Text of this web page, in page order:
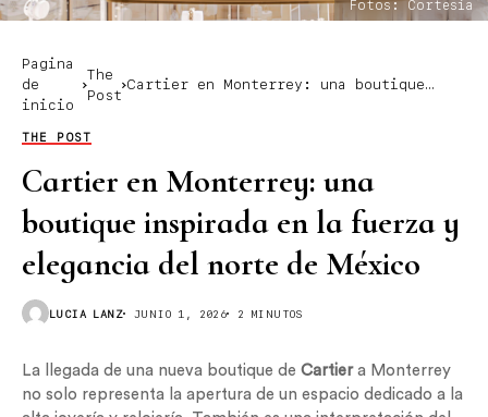
Fotos: Cortesía
Pagina
de
inicio
The
Post
Cartier en Monterrey: una boutique
THE POST
Cartier en Monterrey: una
boutique inspirada en la fuerza y
elegancia del norte de México
LUCIA LANZ JUNIO 1, 2026 2 MINUTOS
La llegada de una nueva boutique de Cartier a Monterrey
no solo representa la apertura de un espacio dedicado a la